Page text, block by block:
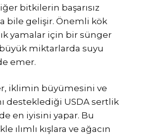
bitkilerin başarısız
bile gelişir. Önemli kök
yamalar için bir sünger
miktarlarda suyu
emer.
iklimin büyümesini ve
desteklediği USDA sertlik
en iyisini yapar. Bu
ılımlı kışlara ve ağacın